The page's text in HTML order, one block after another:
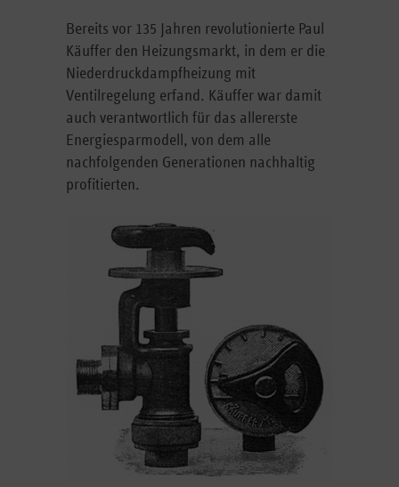
Bereits vor 135 Jahren revolutionierte Paul
Käuffer den Heizungsmarkt, in dem er die
Niederdruckdampfheizung mit
Ventilregelung erfand. Käuffer war damit
auch verantwortlich für das allererste
Energiesparmodell, von dem alle
nachfolgenden Generationen nachhaltig
profitierten.